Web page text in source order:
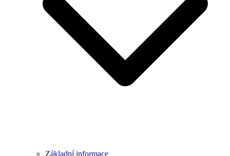
Základní informace